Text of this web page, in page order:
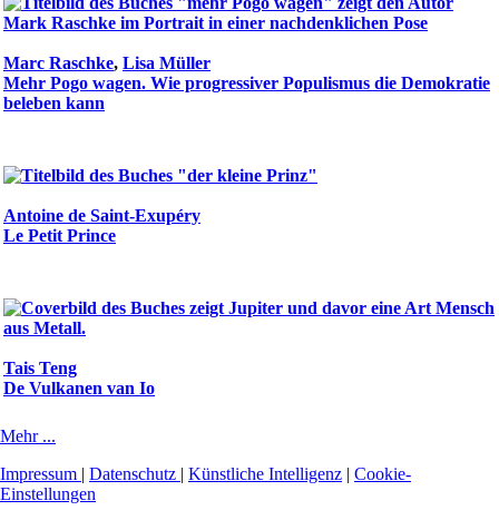
Marc Raschke, Lisa Müller
Mehr Pogo wagen. Wie progressiver Populismus die Demokratie
beleben kann
Antoine de Saint-Exupéry
Le Petit Prince
Tais Teng
De Vulkanen van Io
Mehr ...
Impressum | Datenschutz | Künstliche Intelligenz | Cookie-
Einstellungen